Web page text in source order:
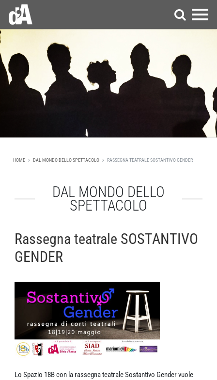
HOME DAL MONDO DELLO SPETTACOLO RASSEGNA TEATRALE SOSTANTIVO GENDER
DAL MONDO DELLO
SPETTACOLO
Rassegna teatrale SOSTANTIVO
GENDER
Lo Spazio 18B con la rassegna teatrale Sostantivo Gender vuole